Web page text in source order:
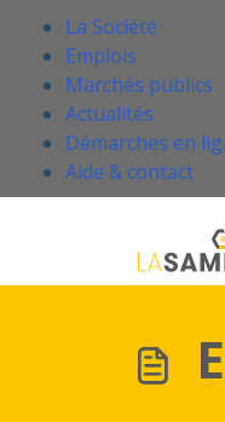
La Société
Emplois
Marchés publics
Actualités
Démarches en
Aide & contact